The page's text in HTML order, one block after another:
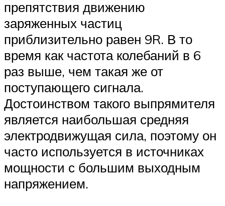
препятствия движению
заряженных частиц
приблизительно равен 9R. В то
время как частота колебаний в 6
раз выше, чем такая же от
поступающего сигнала.
Достоинством такого выпрямителя
является наибольшая средняя
электродвижущая сила, поэтому он
часто используется в источниках
мощности с большим выходным
напряжением.